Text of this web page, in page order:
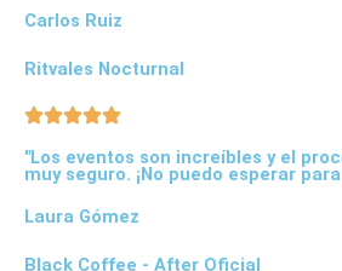
Carlos Ruiz
Ritvales Nocturnal
"Los eventos son increíbles y el
muy seguro. ¡No puedo esperar
Laura Gómez
Black Coffee - After Oficial